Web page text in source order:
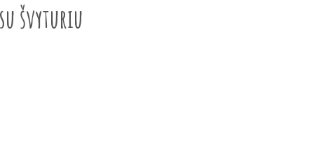
švyturiu